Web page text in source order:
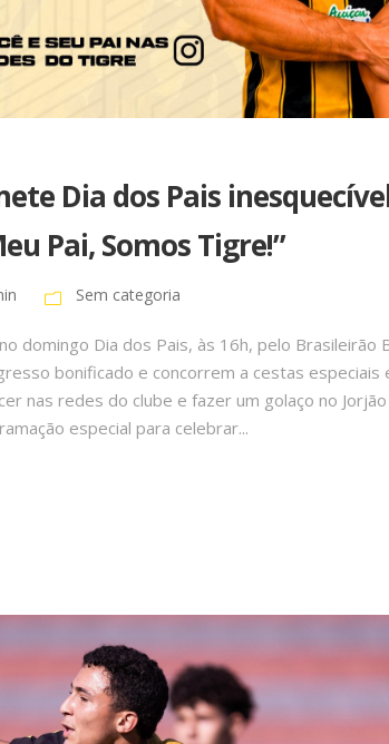
Dia dos Pais
Pai, Somos Tigre!”
Sem categoria
domingo Dia dos Pais, às 16h, pelo Brasileirão
bonificado e concorrem a cestas especiais
nas redes do clube e fazer um golaço no
especial para celebrar...